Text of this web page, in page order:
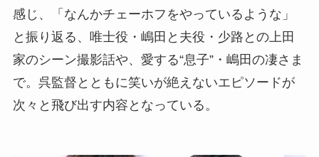
感じ、「なんかチェーホフをやっているような」
と振り返る、唯士役・嶋田と夫役・少路との上田
家のシーン撮影話や、愛する“息子”・嶋田の凄さま
で。呉監督とともに笑いが絶えないエピソードが
次々と飛び出す内容となっている。